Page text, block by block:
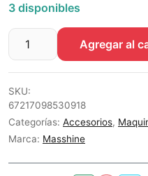
original
era:
3 disponibles
Pulidora
5"
8mm
Lovcars
BY
Max
Agregar al
SKU:
67217098530918
Categorías: Accesorios,
Marca: Masshine